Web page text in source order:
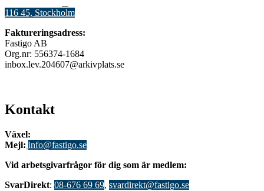
116 45, Stockholm
Faktureringsadress:
Fastigo AB
Org.nr: 556374-1684
inbox.lev.204607@arkivplats.se
Kontakt
Växel:
Mejl: info@fastigo.se
Vid arbetsgivarfrågor för dig som är medlem:
SvarDirekt: 08-676 69 69, svardirekt@fastigo.se